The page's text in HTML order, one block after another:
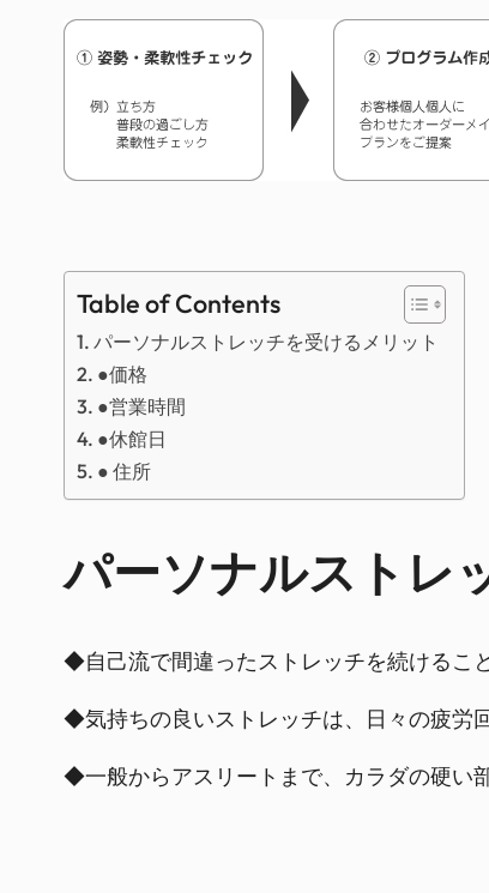
Table of Contents
パーソナルストレッチを受けるメリット
●価格
●営業時間
●休館日
● 住所
パーソナルストレ
◆自己流で間違ったストレッチを続けるこ
◆気持ちの良いストレッチは、日々の疲労
◆一般からアスリートまで、カラダの硬い